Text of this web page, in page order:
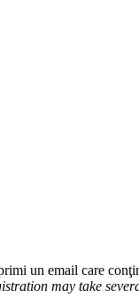
un email care
may take